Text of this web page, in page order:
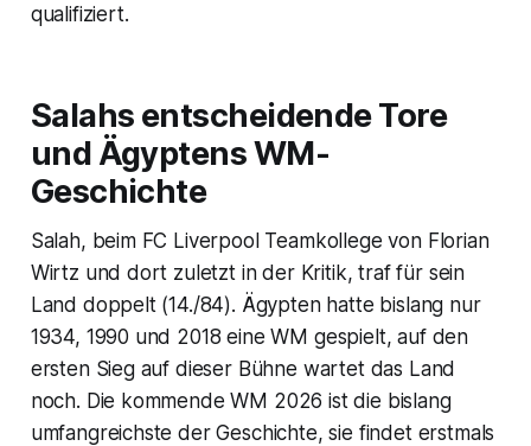
qualifiziert.
Salahs entscheidende Tore
und Ägyptens WM-
Geschichte
Salah, beim FC Liverpool Teamkollege von Florian
Wirtz und dort zuletzt in der Kritik, traf für sein
Land doppelt (14./84). Ägypten hatte bislang nur
1934, 1990 und 2018 eine WM gespielt, auf den
ersten Sieg auf dieser Bühne wartet das Land
noch. Die kommende WM 2026 ist die bislang
umfangreichste der Geschichte, sie findet erstmals